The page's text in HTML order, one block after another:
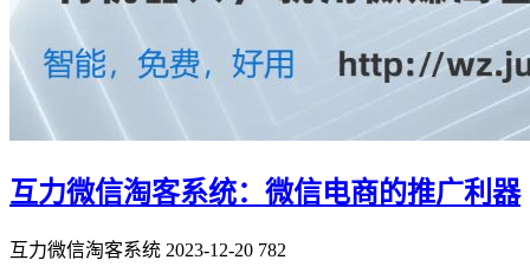
互力微信淘客系统：微信电商的推广利器
互力微信淘客系统 2023-12-20 782